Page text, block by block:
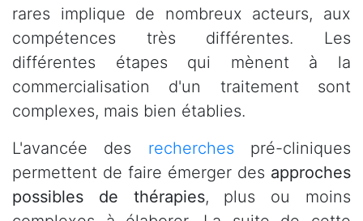
rares implique de nombreux acteurs, aux
compétences très différentes. Les
différentes étapes qui mènent à la
commercialisation d'un traitement sont
complexes, mais bien établies.
L'avancée des recherches pré-cliniques
permettent de faire émerger des approches
possibles de thérapies, plus ou moins